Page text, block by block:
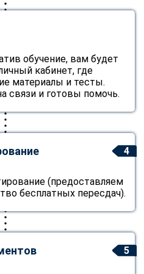
обучение, вам будет
кабинет, где
материалы и тесты.
связи и готовы помочь.
4
(предоставляем
бесплатных пересдач).
5
удобный мессенджер!